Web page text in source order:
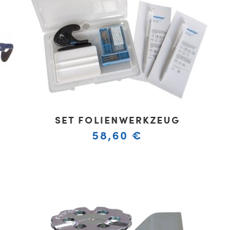
SET FOLIENWERKZEUG
58,60 €